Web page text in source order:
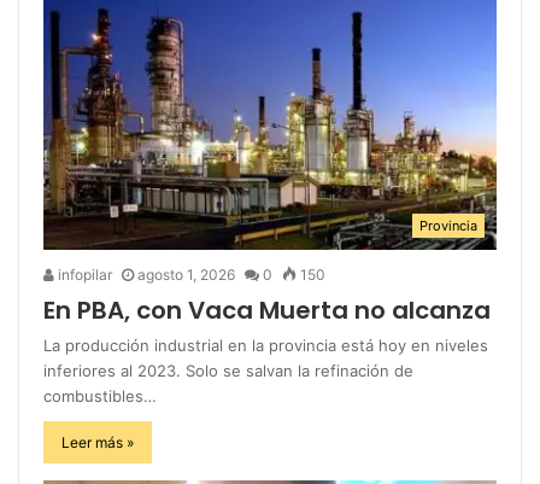
Provincia
infopilar agosto 1, 2026 0 150
En PBA, con Vaca Muerta no alcanza
La producción industrial en la provincia está hoy en niveles
inferiores al 2023. Solo se salvan la refinación de
combustibles…
Leer más »